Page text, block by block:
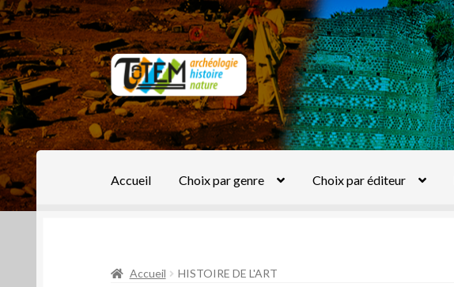
Aller
à
la
navigation
Aller
au
contenu
Accueil Choix par genre Choix par éditeur
Accueil HISTOIRE DE L'ART